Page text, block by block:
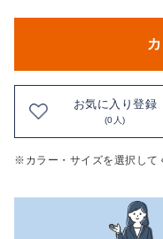
お気に入り登録
(0人)
※カラー・サイズを選択して